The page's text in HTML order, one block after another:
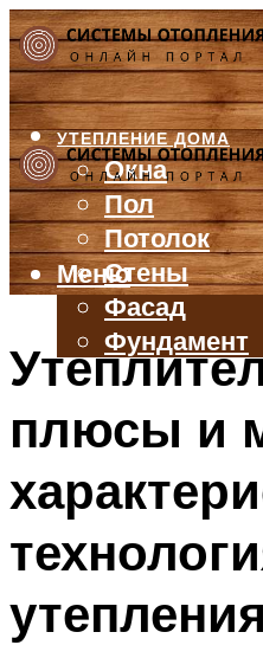
УТЕПЛЕНИЕ ДОМА
Окна
Пол
Потолок
Стены
Фасад
Фундамент
БАЛКОН И ЛОДЖИЯ
ВЕНТИЛЯЦИЯ
ТРУБЫ
Меню
Меню
плюсы и